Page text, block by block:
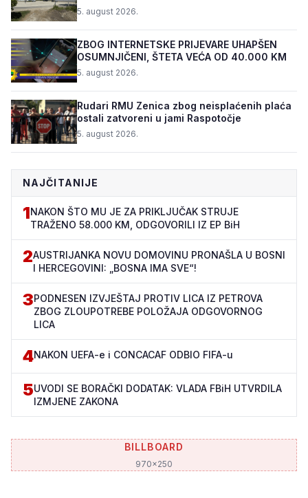
„TOPOLIK“
5. august 2026.
ZBOG INTERNETSKE PRIJEVARE UHAPŠEN
OSUMNJIČENI, ŠTETA VEĆA OD 40.000 KM
5. august 2026.
Rudari RMU Zenica zbog neisplaćenih plaća
ostali zatvoreni u jami Raspotočje
5. august 2026.
NAJČITANIJE
1NAKON ŠTO MU JE ZA PRIKLJUČAK STRUJE
TRAŽENO 58.000 KM, ODGOVORILI IZ EP BiH
2AUSTRIJANKA NOVU DOMOVINU PRONAŠLA U BOSNI
I HERCEGOVINI: „BOSNA IMA SVE“!
3PODNESEN IZVJEŠTAJ PROTIV LICA IZ PETROVA
ZBOG ZLOUPOTREBE POLOŽAJA ODGOVORNOG
LICA
4NAKON UEFA-e i CONCACAF ODBIO FIFA-u
5UVODI SE BORAČKI DODATAK: VLADA FBiH UTVRDILA
IZMJENE ZAKONA
BILLBOARD
970x250